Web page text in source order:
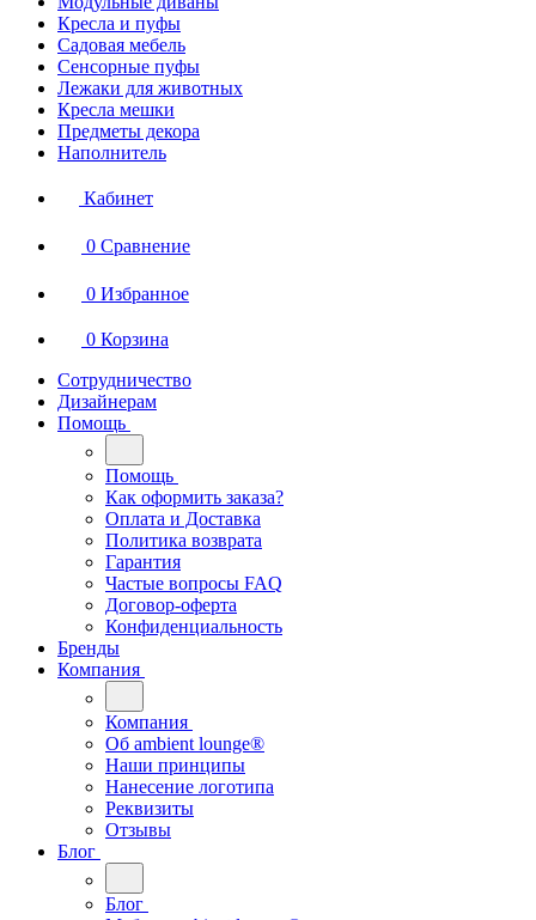
Кресла и пуфы
Садовая мебель
Сенсорные пуфы
Лежаки для животных
Кресла мешки
Предметы декора
Наполнитель
Кабинет
0 Сравнение
0 Избранное
0 Корзина
Сотрудничество
Дизайнерам
Помощь
Помощь
Как оформить заказа?
Оплата и Доставка
Политика возврата
Гарантия
Частые вопросы FAQ
Договор-оферта
Конфиденциальность
Бренды
Компания
Компания
Oб ambient lounge®
Наши принципы
Нанесение логотипа
Реквизиты
Отзывы
Блог
Блог